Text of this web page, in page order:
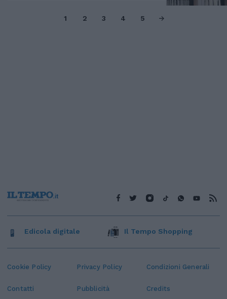
1 2 3 4 5
Cookie Policy Privacy Policy Condizioni Generali
Contatti Pubblicità Credits
Edicola digitale Il Tempo Shopping